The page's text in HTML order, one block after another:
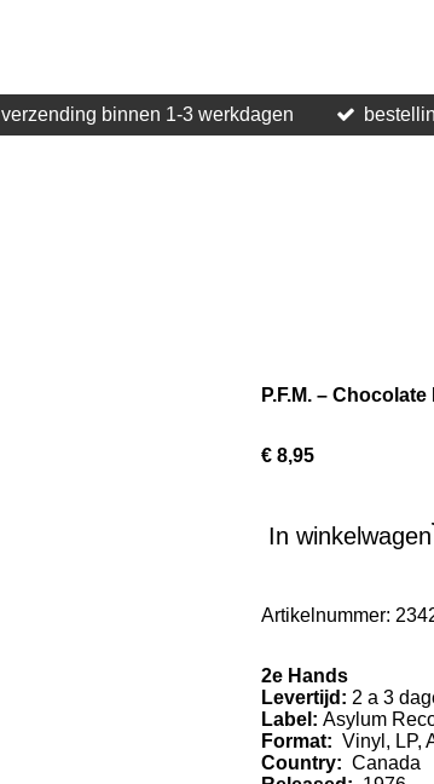
verzending binnen 1-3 werkdagen
P.F.M. –
€ 8,95
In winkelwagen
Artikelnummer:
2e Hands
Levertijd: 2 a 3
Label: Asylum
Format: Vinyl, LP,
Country: Canada